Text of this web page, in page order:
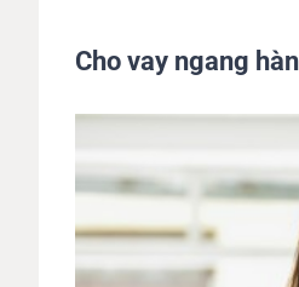
Cho vay ngang
View
Image